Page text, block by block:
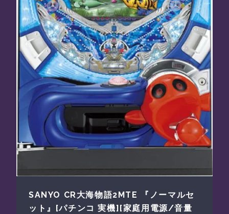
SANYO CR大海物語2MTE 『ノーマルセ
ット』[パチンコ 実機][家庭用電源/音量